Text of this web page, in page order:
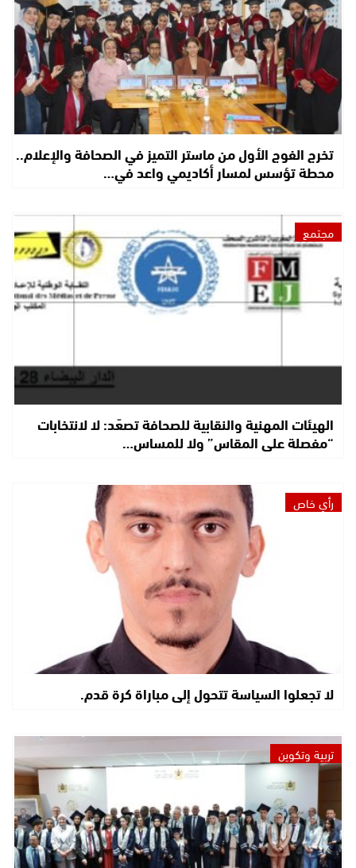
تخرج الفوج الأول من ماستر التميز في الصحافة والإعلام..
محطة تؤسس لمسار أكاديمي واعد في…
مجتمع
الهيئات المهنية والنقابية للصحافة تصعّد: لا لانتخابات
“مفصلة على المقاس” ولا للمساس…
رأي خاص
لا تجعلوا السياسة تتحول إلى مباراة كرة قدم.
تربية وتكوين